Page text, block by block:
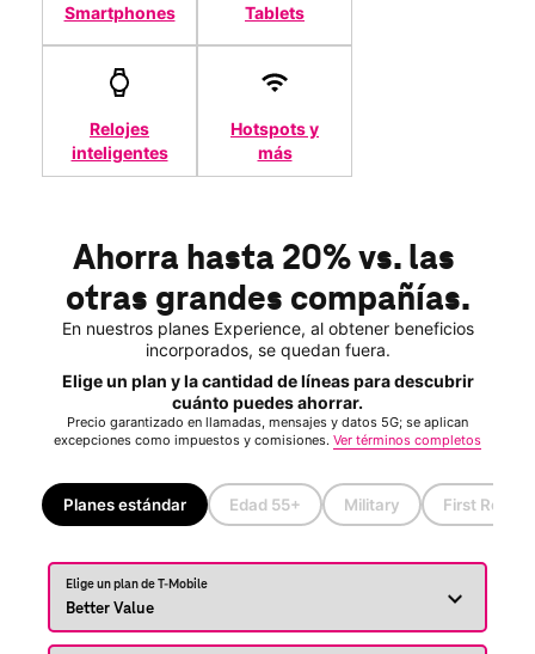
Smartphones Tablets
Relojes
inteligentes
Hotspots y
más